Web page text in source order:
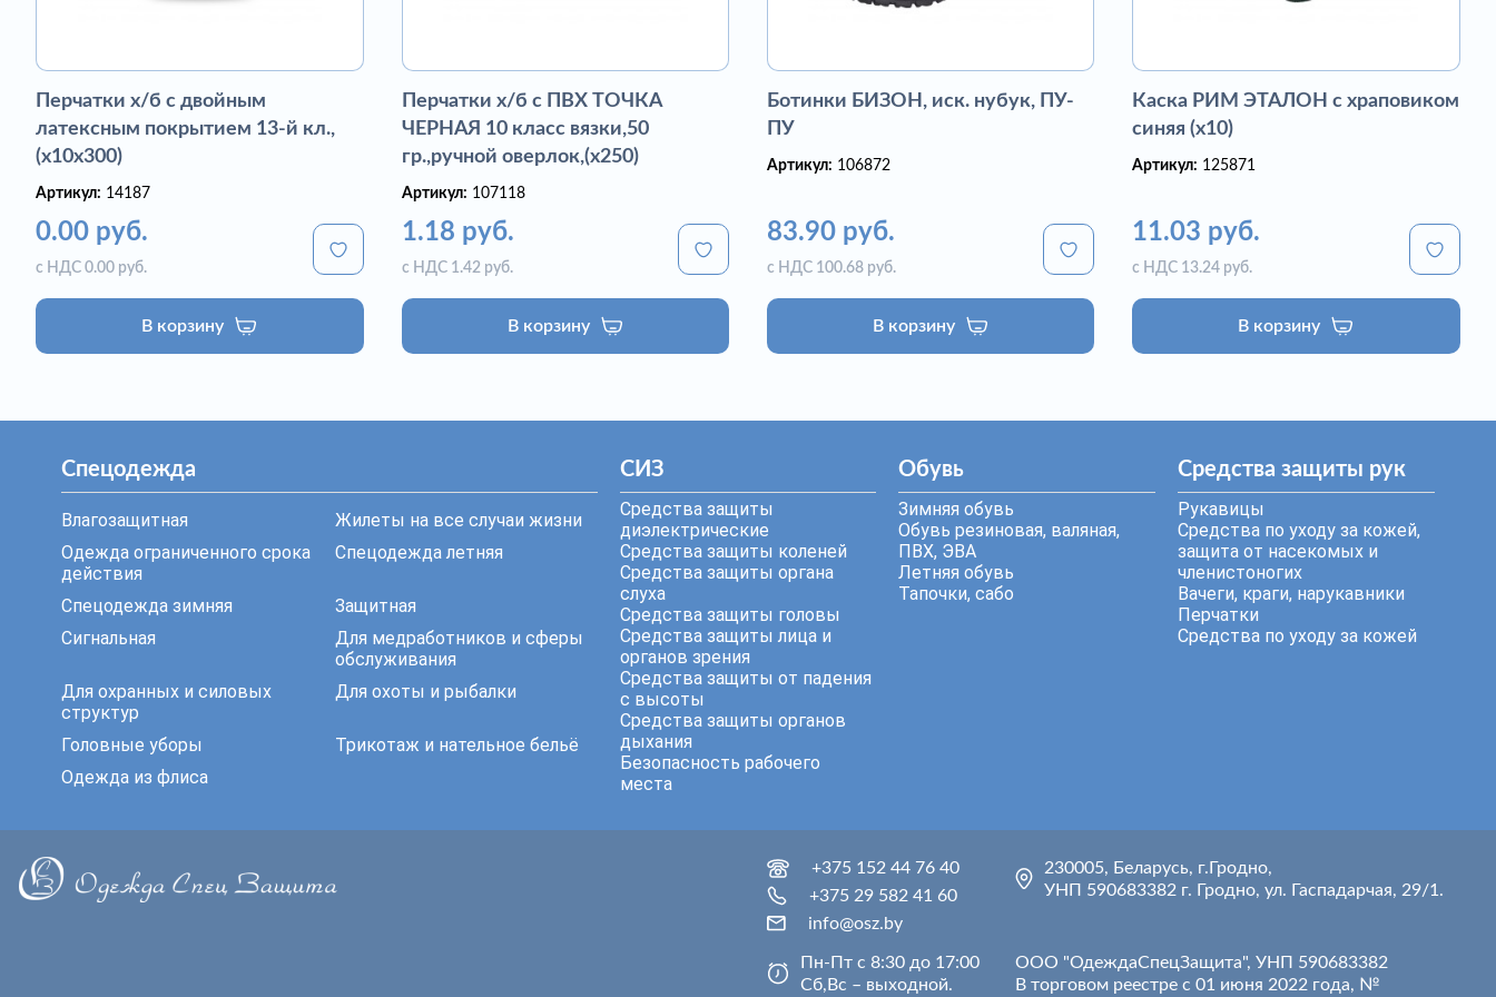
Перчатки х/б с двойным
латексным покрытием 13-й кл.,
(х10х300)
Артикул: 14187
0.00 руб.
с НДС 0.00 руб.
В корзину
Перчатки х/б с ПВХ ТОЧКА
ЧЕРНАЯ 10 класс вязки,50
гр.,ручной оверлок,(х250)
Артикул: 107118
1.18 руб.
с НДС 1.42 руб.
В корзину
Ботинки БИЗОН, иск. нубук, ПУ-
ПУ
Артикул: 106872
83.90 руб.
с НДС 100.68 руб.
В корзину
Каска РИМ ЭТАЛОН с храповиком
синяя (х10)
Артикул: 125871
11.03 руб.
с НДС 13.24 руб.
В корзину
Спецодежда
Влагозащитная
Жилеты на все случаи жизни
Одежда ограниченного срока
действия
Спецодежда летняя
Спецодежда зимняя
Защитная
Сигнальная
Для медработников и сферы
обслуживания
Для охранных и силовых
структур
Для охоты и рыбалки
Головные уборы
Трикотаж и нательное бельё
Одежда из флиса
СИЗ
Средства защиты
диэлектрические
Средства защиты коленей
Средства защиты органа
слуха
Средства защиты головы
Средства защиты лица и
органов зрения
Средства защиты от падения
с высоты
Средства защиты органов
дыхания
Безопасность рабочего
места
Обувь
Зимняя обувь
Обувь резиновая, валяная,
ПВХ, ЭВА
Летняя обувь
Тапочки, сабо
Средства защиты рук
Рукавицы
Средства по уходу за кожей,
защита от насекомых и
членистоногих
Вачеги, краги, нарукавники
Перчатки
Средства по уходу за кожей
+375 152 44 76 40
+375 29 582 41 60
info@osz.by
230005, Беларусь, г.Гродно,
УНП 590683382 г. Гродно, ул. Гаспадарчая, 29/1.
Пн-Пт с 8:30 до 17:00
Сб,Вс – выходной.
ООО "ОдеждаСпецЗащита", УНП 590683382
В торговом реестре с 01 июня 2022 года, №